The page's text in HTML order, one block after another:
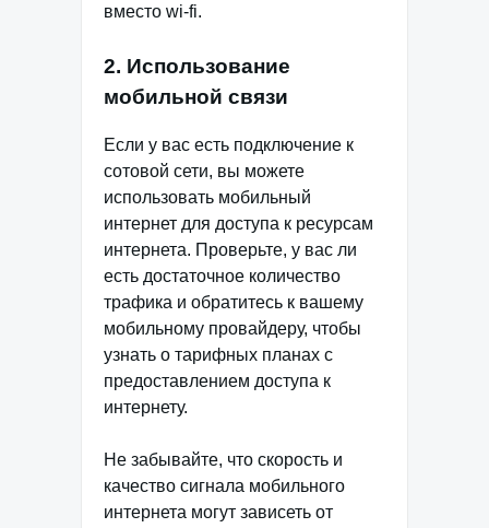
вместо wi-fi.
2. Использование
мобильной связи
Если у вас есть подключение к
сотовой сети, вы можете
использовать мобильный
интернет для доступа к ресурсам
интернета. Проверьте, у вас ли
есть достаточное количество
трафика и обратитесь к вашему
мобильному провайдеру, чтобы
узнать о тарифных планах с
предоставлением доступа к
интернету.
Не забывайте, что скорость и
качество сигнала мобильного
интернета могут зависеть от